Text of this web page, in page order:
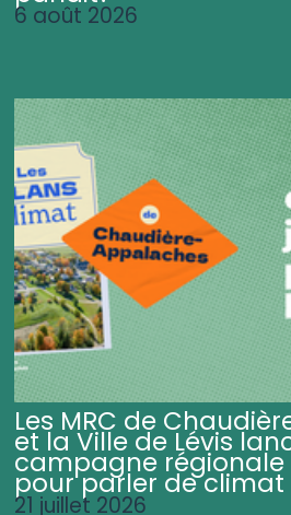
6 août 2026
Les MRC de
et la Ville de Lévis
campagne
pour parler de
21 juillet 2026